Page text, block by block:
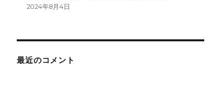
2024年8月4日
最近のコメント